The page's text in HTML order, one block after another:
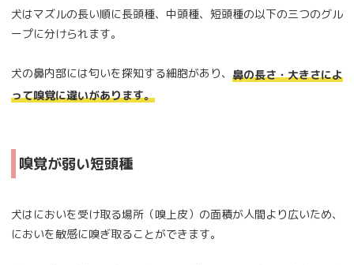
犬はマズルの長い順に長頭種、中頭種、短頭種の以下の三つのグル
ープに分けられます。
犬の鼻内部には匂いを探知する細胞があり、 鼻の長さ・大きさによ
って嗅覚に違いがあります。
嗅覚が弱い短頭種
犬はにおいを受け取る場所（嗅上皮）の面積が人間より広いため、
においを敏感に嗅ぎ取ることができます。